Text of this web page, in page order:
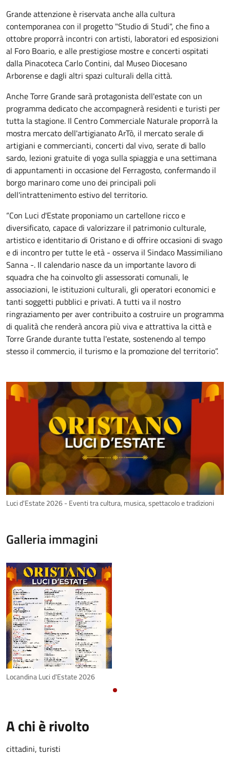
Grande attenzione è riservata anche alla cultura
contemporanea con il progetto "Studio di Studi", che fino a
ottobre proporrà incontri con artisti, laboratori ed esposizioni
al Foro Boario, e alle prestigiose mostre e concerti ospitati
dalla Pinacoteca Carlo Contini, dal Museo Diocesano
Arborense e dagli altri spazi culturali della città.
Anche Torre Grande sarà protagonista dell'estate con un
programma dedicato che accompagnerà residenti e turisti per
tutta la stagione. Il Centro Commerciale Naturale proporrà la
mostra mercato dell'artigianato ArTò, il mercato serale di
artigiani e commercianti, concerti dal vivo, serate di ballo
sardo, lezioni gratuite di yoga sulla spiaggia e una settimana
di appuntamenti in occasione del Ferragosto, confermando il
borgo marinaro come uno dei principali poli
dell'intrattenimento estivo del territorio.
“Con Luci d'Estate proponiamo un cartellone ricco e
diversificato, capace di valorizzare il patrimonio culturale,
artistico e identitario di Oristano e di offrire occasioni di svago
e di incontro per tutte le età - osserva il Sindaco Massimiliano
Sanna -. Il calendario nasce da un importante lavoro di
squadra che ha coinvolto gli assessorati comunali, le
associazioni, le istituzioni culturali, gli operatori economici e
tanti soggetti pubblici e privati. A tutti va il nostro
ringraziamento per aver contribuito a costruire un programma
di qualità che renderà ancora più viva e attrattiva la città e
Torre Grande durante tutta l'estate, sostenendo al tempo
stesso il commercio, il turismo e la promozione del territorio”.
Luci d'Estate 2026 - Eventi tra cultura, musica, spettacolo e tradizioni
Galleria immagini
Locandina Luci d'Estate 2026
A chi è rivolto
cittadini, turisti